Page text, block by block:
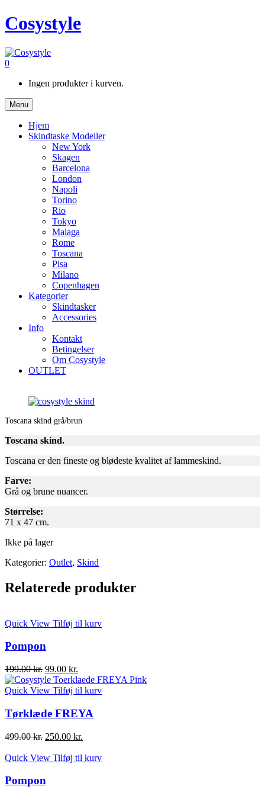
Cosystyle
0
Ingen produkter i kurven.
Menu
Hjem
Skindtaske Modeller
New York
Skagen
Barcelona
London
Napoli
Torino
Rio
Tokyo
Malaga
Rome
Toscana
Pisa
Milano
Copenhagen
Kategorier
Skindtasker
Accessories
Info
Kontakt
Betingelser
Om Cosystyle
OUTLET
Toscana skind grå/brun
Toscana skind.
Toscana er den fineste og blødeste kvalitet af lammeskind.
Farve:
Grå og brune nuancer.
Størrelse:
71 x 47 cm.
Ikke på lager
Kategorier: Outlet, Skind
Relaterede produkter
Quick View Tilføj til kurv
Pompon
199.00kr. Den
oprindelige
pris
199.00 kr..
99.00 kr.
aktuelle
pris
99.00 kr..
Quick View Tilføj til kurv
Tørklæde FREYA
499.00kr. Den
pris
499.00 kr..
250.00 kr.
pris
Quick View Tilføj til kurv
Pompon